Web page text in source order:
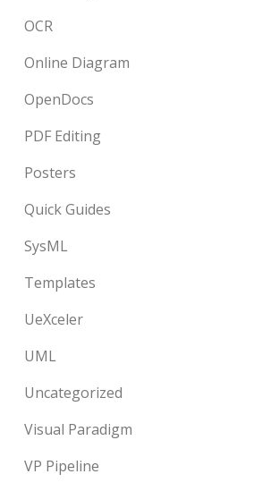
OCR
Online Diagram
OpenDocs
PDF Editing
Posters
Quick Guides
SysML
Templates
UeXceler
UML
Uncategorized
Visual Paradigm
VP Pipeline